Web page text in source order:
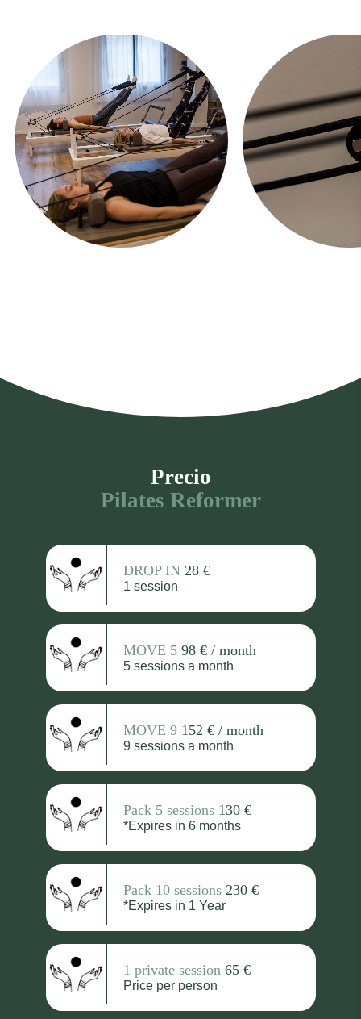
Precio
Pilates Reformer
‎DROP IN 28 €
1 session
MOVE 5 98 € / month
5 sessions a month
MOVE 9 152 € / month
9 sessions a month
Pack 5 sessions 130 €
*Expires in 6 months
Pack 10 sessions 230 €
*Expires in 1 Year
1 private session 65 €
Price per person